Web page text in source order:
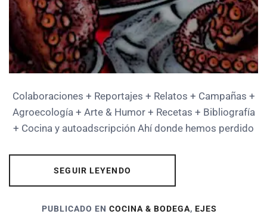
Colaboraciones + Reportajes + Relatos + Campañas +
Agroecología + Arte & Humor + Recetas + Bibliografía
+ Cocina y autoadscripción Ahí donde hemos perdido
SEGUIR LEYENDO
PUBLICADO EN COCINA & BODEGA, EJES